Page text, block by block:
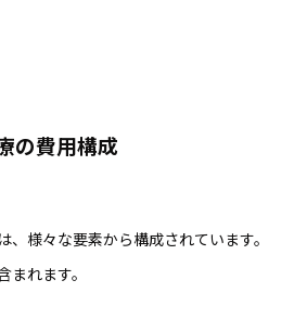
の費用構成
、様々な要素から構成されています。
れます。